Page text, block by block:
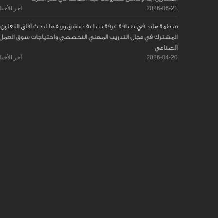
2026-06-21 آخر
منظمة هاند في ضيافة غرفة صناعة دمشق وريفها لبحث آفاق التعاون
المشترك في مجال التدريب المهني التخصصي واحتياجات سوق
الصناعي
2026-04-20 آخر